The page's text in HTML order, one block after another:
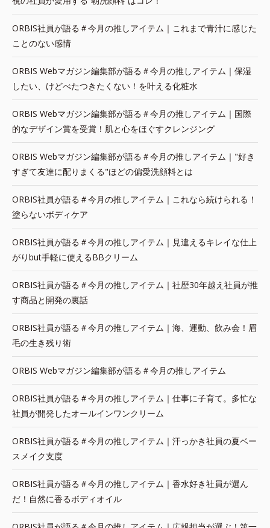
ORBIS社員が語る＃今月の推しアイテム｜これまで青汁に感じた
ことのない感情
ORBIS Webマガジン編集部が語る＃今月の推しアイテム｜保湿
したい、けどべたつきたくない！を叶える化粧水
ORBIS Webマガジン編集部が語る＃今月の推しアイテム｜国際
的なデザイン賞を受賞！肌と心をほぐすクレンジング
ORBIS Webマガジン編集部が語る＃今月の推しアイテム｜"好き
すぎて友達に配りまくる"ほどの偏愛洗顔料とは
ORBIS社員が語る＃今月の推しアイテム｜これなら続けられる！
塗らないボディケア
ORBIS社員が語る＃今月の推しアイテム｜見違えるキレイな仕上
がりbut手軽に使えるBBクリーム
ORBIS社員が語る＃今月の推しアイテム｜社歴30年越え社員が推
す商品と開発の裏話
ORBIS社員が語る＃今月の推しアイテム｜海、運動、飲み会！眉
毛の生き残り術
ORBIS Webマガジン編集部が語る＃今月の推しアイテム
ORBIS社員が語る＃今月の推しアイテム｜仕事に子育て。多忙な
社員が開発したオールインワンクリーム
ORBIS社員が語る＃今月の推しアイテム｜汗っかき社員の夏ベー
スメイク支度
ORBIS社員が語る＃今月の推しアイテム｜香水好き社員が選ん
だ！自然に香るボディオイル